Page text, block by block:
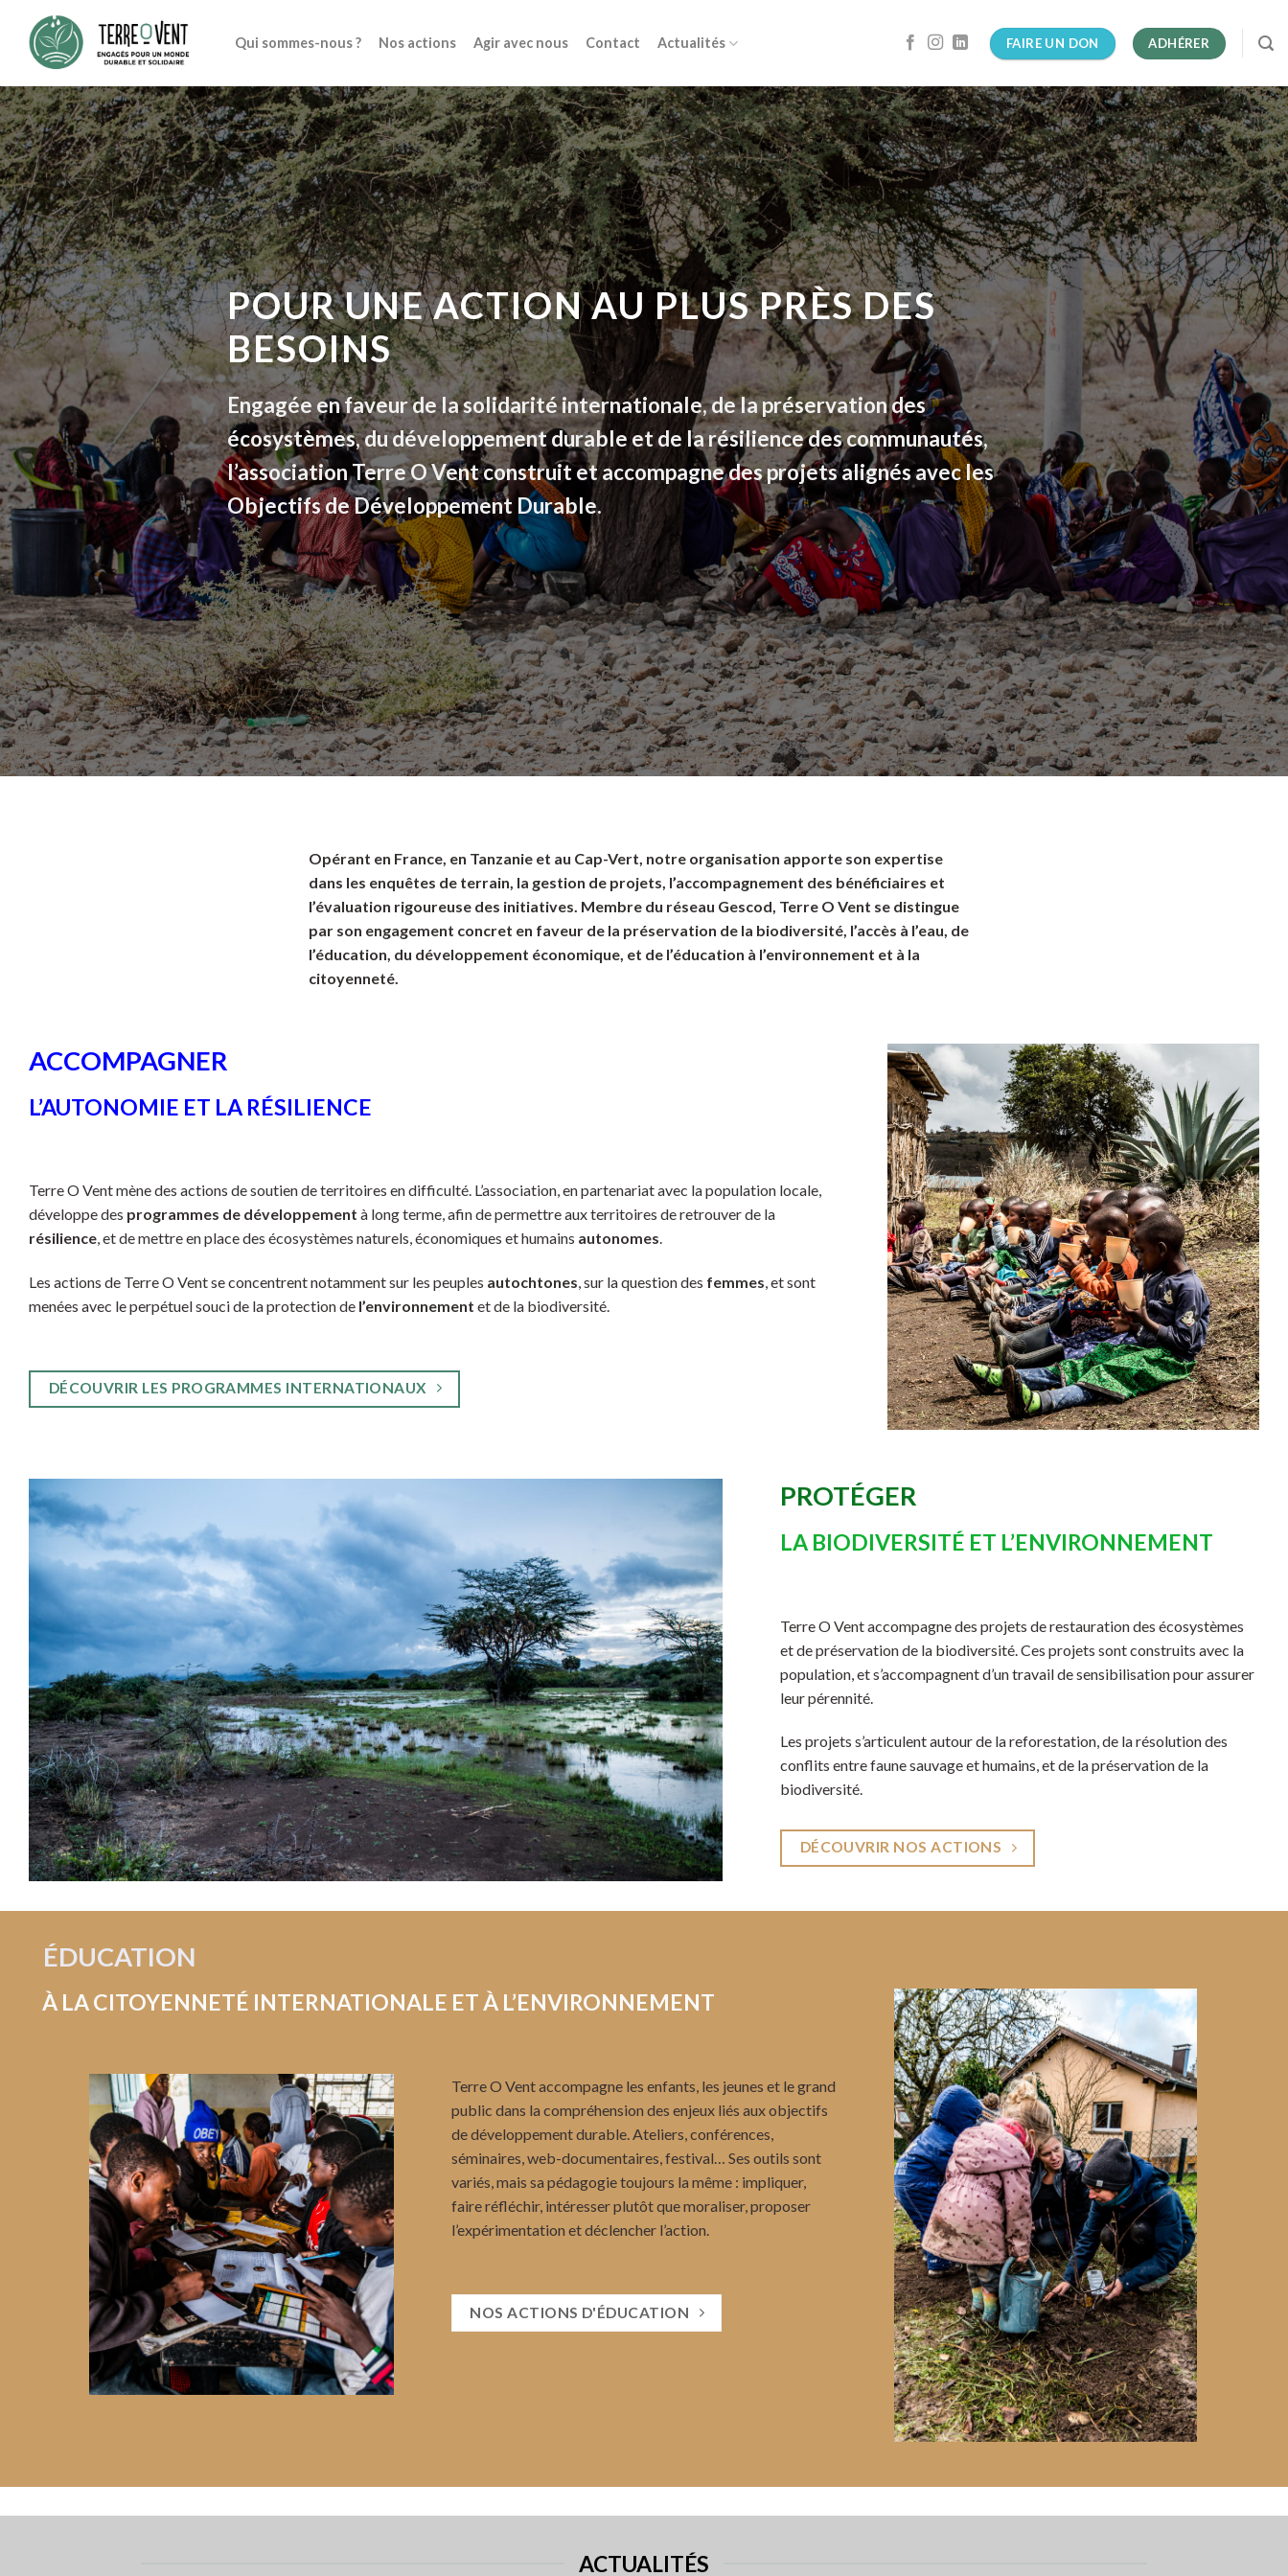
content
Qui sommes-nous ? Nos actions Agir avec nous Contact Actualités FAIRE UN DON ADHÉRER
POUR UNE ACTION AU PLUS PRÈS DES
BESOINS
Engagée en faveur de la solidarité internationale, de la préservation des
écosystèmes, du développement durable et de la résilience des communautés,
l’association Terre O Vent construit et accompagne des projets alignés avec les
Objectifs de Développement Durable.
Opérant en France, en Tanzanie et au Cap-Vert, notre organisation apporte son expertise
dans les enquêtes de terrain, la gestion de projets, l’accompagnement des bénéficiaires et
l’évaluation rigoureuse des initiatives. Membre du réseau Gescod, Terre O Vent se distingue
par son engagement concret en faveur de la préservation de la biodiversité, l’accès à l’eau, de
l’éducation, du développement économique, et de l’éducation à l’environnement et à la
citoyenneté.
ACCOMPAGNER
L’AUTONOMIE ET LA RÉSILIENCE
Terre O Vent mène des actions de soutien de territoires en difficulté. L’association, en partenariat avec la population locale,
développe des programmes de développement à long terme, afin de permettre aux territoires de retrouver de la
résilience, et de mettre en place des écosystèmes naturels, économiques et humains autonomes.
Les actions de Terre O Vent se concentrent notamment sur les peuples autochtones, sur la question des femmes, et sont
menées avec le perpétuel souci de la protection de l’environnement et de la biodiversité.
DÉCOUVRIR LES PROGRAMMES INTERNATIONAUX
PROTÉGER
LA BIODIVERSITÉ ET L’ENVIRONNEMENT
Terre O Vent accompagne des projets de restauration des écosystèmes
et de préservation de la biodiversité. Ces projets sont construits avec la
population, et s’accompagnent d’un travail de sensibilisation pour assurer
leur pérennité.
Les projets s’articulent autour de la reforestation, de la résolution des
conflits entre faune sauvage et humains, et de la préservation de la
biodiversité.
DÉCOUVRIR NOS ACTIONS
ÉDUCATION
À LA CITOYENNETÉ INTERNATIONALE ET À L’ENVIRONNEMENT
Terre O Vent accompagne les enfants, les jeunes et le grand
public dans la compréhension des enjeux liés aux objectifs
de développement durable. Ateliers, conférences,
séminaires, web-documentaires, festival… Ses outils sont
variés, mais sa pédagogie toujours la même : impliquer,
faire réfléchir, intéresser plutôt que moraliser, proposer
l’expérimentation et déclencher l’action.
NOS ACTIONS D'ÉDUCATION
ACTUALITÉS